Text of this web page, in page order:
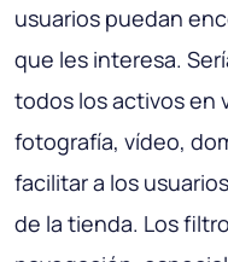
usuarios puedan
que les interesa.
todos los activos en
fotografía, vídeo,
facilitar a los
de la tienda. Los